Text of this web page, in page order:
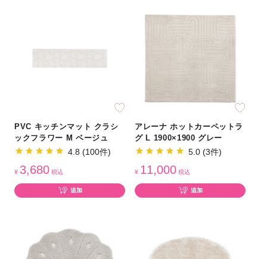
PVC キッチンマット クラシ
ックフラワー M ベージュ
4.8 (100件)
¥ 3,680 税込
追加
アレーナ ホットカーペットラ
グ L 1900×1900 グレー
5.0 (3件)
¥ 11,000 税込
追加